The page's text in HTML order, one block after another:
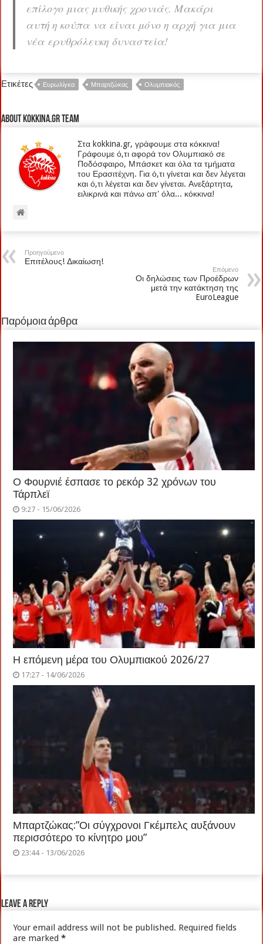
επίλογο μιας μυθικής χρονιάς. Μακάρι
αυτή η κούπα να είναι μόνο η αρχή για μια
νέα ερυθρόλευκη δυναστεία!
Ετικέτες Ευρωλίγκα Μπαρτζώκας Ολυμπιακός
About kokkina.gr TEAM
Στα kokkina.gr, γράφουμε στα κόκκινα!
Γράφουμε ό,τι αφορά τον Ολυμπιακό σε
Ποδόσφαιρο, Μπάσκετ και όλα τα τμήματα
του Ερασιτέχνη. Για ό,τι γίνεται και δεν λέγεται
και ό,τι λέγεται και δεν γίνεται. Ανεξάρτητα,
ειλικρινά και πάνω απ' όλα... κόκκινα!
Προηγούμενο
Επιτέλους! Δικαίωση!
Επόμενο
Οι δηλώσεις των Προέδρων
μετά την κατάκτηση της
EuroLeague
Παρόμοια άρθρα
Ο Φουρνιέ έσπασε το ρεκόρ 32 χρόνων του
Τάρπλεϊ
9:27 - 15/06/2026
Η επόμενη μέρα του Ολυμπιακού 2026/27
17:27 - 14/06/2026
Μπαρτζώκας:”Οι σύγχρονοι Γκέμπελς αυξάνουν
περισσότερο το κίνητρο μου”
23:44 - 13/06/2026
Leave a Reply
Your email address will not be published. Required fields
are marked*